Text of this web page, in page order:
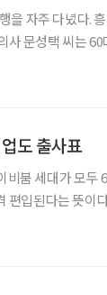
을 자주 다녔다.
사 문성택 씨는
도 출사표
붐 세대가 모두
편입된다는 뜻이